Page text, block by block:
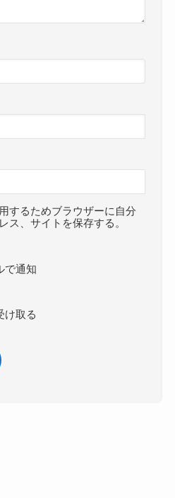
するためブラウザーに自分
ス、サイトを保存する。
で通知
け取る